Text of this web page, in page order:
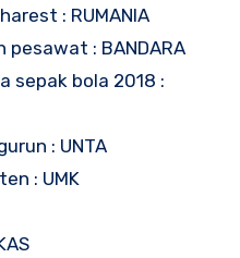
: RUMANIA
: BANDARA
sepak bola 2018 :
: UNTA
: UMK